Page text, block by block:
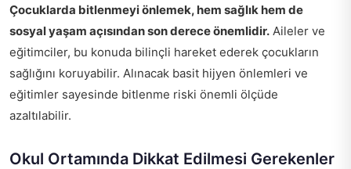
Çocuklarda bitlenmeyi önlemek, hem sağlık hem de
sosyal yaşam açısından son derece önemlidir. Aileler ve
eğitimciler, bu konuda bilinçli hareket ederek çocukların
sağlığını koruyabilir. Alınacak basit hijyen önlemleri ve
eğitimler sayesinde bitlenme riski önemli ölçüde
azaltılabilir.
Okul Ortamında Dikkat Edilmesi Gerekenler